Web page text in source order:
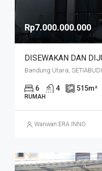
Rp7.000.000.000
Bandung Utara, SETIABUDI
6 4 515m²
RUMAH
Wanwan ERA INNO